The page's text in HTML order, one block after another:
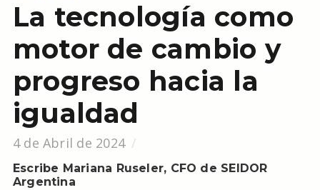
La tecnología como
motor de cambio y
progreso hacia la
igualdad
4 de Abril de 2024
Escribe Mariana Ruseler, CFO de SEIDOR
Argentina